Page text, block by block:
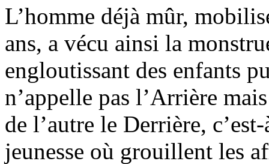
L’homme déjà mûr,
ans, a vécu ainsi la
engloutissant des enfants
n’appelle pas l’Arrière
de l’autre le Derrière,
jeunesse où grouillent les